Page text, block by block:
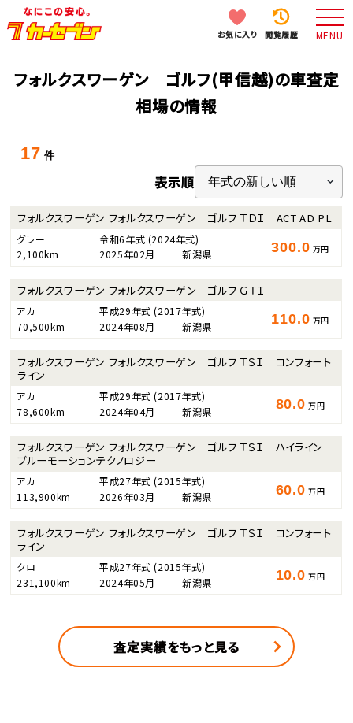
お気に入り 閲覧履歴 MENU
フォルクスワーゲン ゴルフ(甲信越)の車査定
相場の情報
17 件
表示順
フォルクスワーゲン フォルクスワーゲン ゴルフ ＴＤＩ ACT AD PL
グレー 令和6年式 (2024年式)
2,100km
2025年02月 新潟県 300.0 万円
フォルクスワーゲン フォルクスワーゲン ゴルフ ＧＴＩ
アカ 平成29年式(2017年式)
70,500km
2024年08月 新潟県 110.0 万円
フォルクスワーゲン フォルクスワーゲン ゴルフ ＴＳＩ コンフォート
ライン
アカ 平成29年式(2017年式)
78,600km
2024年04月 新潟県 80.0 万円
フォルクスワーゲン フォルクスワーゲン ゴルフ ＴＳＩ ハイライン
ブルーモーションテクノロジー
アカ 平成27年式(2015年式)
113,900km
2026年03月 新潟県 60.0 万円
フォルクスワーゲン フォルクスワーゲン ゴルフ ＴＳＩ コンフォート
ライン
クロ 平成27年式(2015年式)
231,100km
2024年05月 新潟県 10.0 万円
査定実績をもっと見る